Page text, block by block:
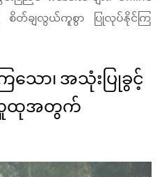
ကို စိတ်ချလွယ်ကူစွာ ပြုလုပ်နိုင်ကြ
ော၊ အသုံးပြုခွင့်
လူထုအတွက်